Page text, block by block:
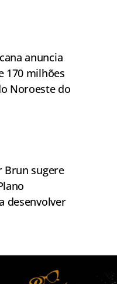
anuncia
170 milhões
Noroeste do
Brun sugere
desenvolver